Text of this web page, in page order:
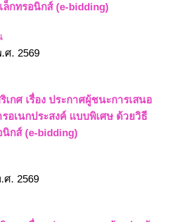
ล็กทรอนิกส์ (e-bidding)
. 2569
เกศ เรื่อง ประกาศผู้ชนะการเสนอ
อเนกประสงค์ แบบพิเศษ ด้วยวิธี
นิกส์ (e-bidding)
. 2569